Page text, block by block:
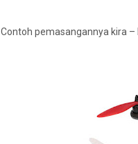
Contoh pemasangannya kira